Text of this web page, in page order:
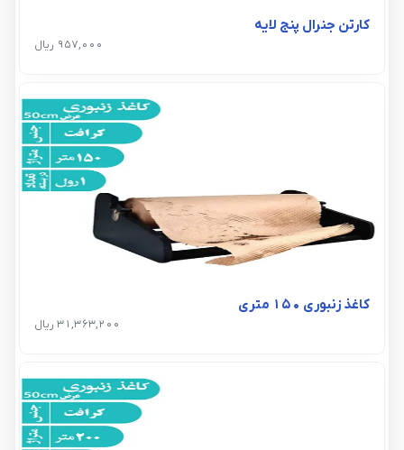
کارتن جنرال پنج لایه
957,000 ریال
کاغذ زنبوری ۱۵۰ متری
31,363,200 ریال